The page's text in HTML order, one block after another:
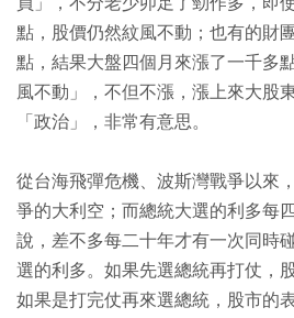
點，股價仍然紋風不動；也有的財
點，結果大盤四個月來漲了一千多
風不動」，不但不漲，漲上來大股
「政治」，非常有意思。
從台海飛彈危機、波斯灣戰爭以來
爭的大利空；而總統大選的利多每
說，差不多每二十年才有一次同時
選的利多。如果先選總統再打仗，
如果是打完仗再來選總統，股市的